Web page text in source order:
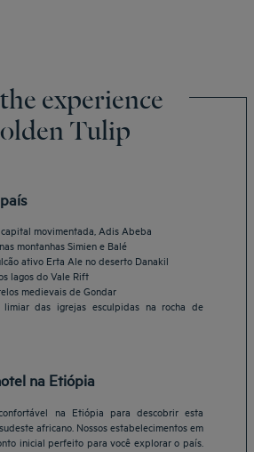
experience
Tulip
movimentada, Adis Abeba
montanhas Simien e Balé
ativo Erta Ale no deserto Danakil
lagos do Vale Rift
medievais de Gondar
limiar das igrejas esculpidas na rocha de
na Etiópia
na Etiópia para descobrir esta
africano. Nossos estabelecimentos em
inicial perfeito para você explorar o país.